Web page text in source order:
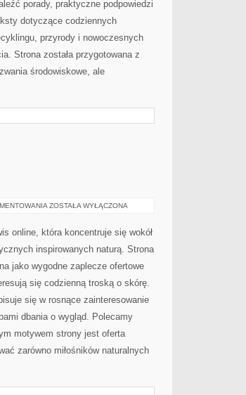
porady, praktyczne podpowiedzi
dotyczące codziennych
przyrody i nowoczesnych
Strona została przygotowana z
środowiskowe, ale
DERMOKOSMETYKI
PROBLEMATYCZNA
ZOSTAŁA WYŁĄCZONA
online, która koncentruje się wokół
inspirowanych naturą. Strona
jako wygodne zaplecze ofertowe
się codzienną troską o skórę.
się w rosnące zainteresowanie
dbania o wygląd. Polecamy
motywem strony jest oferta
zarówno miłośników naturalnych